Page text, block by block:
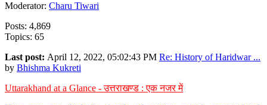
Moderator: Charu Tiwari
Posts: 4,869
Topics: 65
Last post: April 12, 2022, 05:02:43 PM Re: History of Haridwar ...
by Bhishma Kukreti
Uttarakhand at a Glance - उत्तराखण्ड : एक नजर में